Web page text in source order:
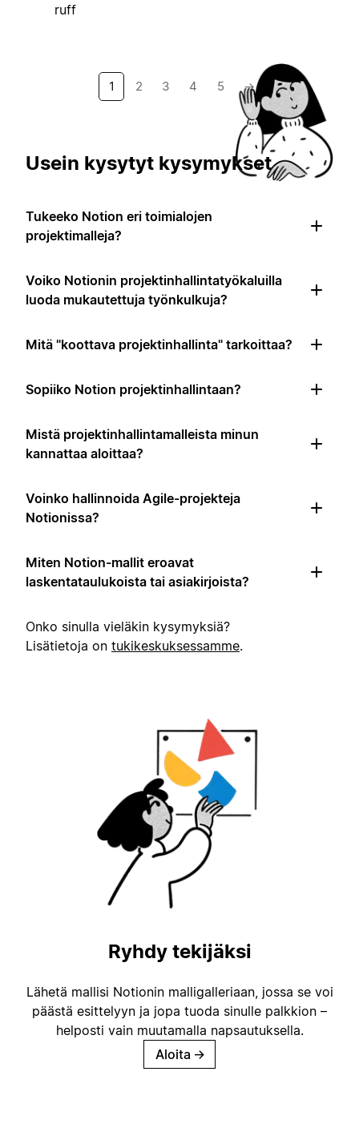
ruff
1 2 3 4 5 →
Usein kysytyt kysymykset
Tukeeko Notion eri toimialojen
projektimalleja?
Voiko Notionin projektinhallintatyökaluilla
luoda mukautettuja työnkulkuja?
Mitä "koottava projektinhallinta" tarkoittaa?
Sopiiko Notion projektinhallintaan?
Mistä projektinhallintamalleista minun
kannattaa aloittaa?
Voinko hallinnoida Agile-projekteja
Notionissa?
Miten Notion-mallit eroavat
laskentataulukoista tai asiakirjoista?
Onko sinulla vieläkin kysymyksiä?
Lisätietoja on tukikeskuksessamme.
Ryhdy tekijäksi
Lähetä mallisi Notionin malligalleriaan, jossa se voi
päästä esittelyyn ja jopa tuoda sinulle palkkion –
helposti vain muutamalla napsautuksella.
Aloita →